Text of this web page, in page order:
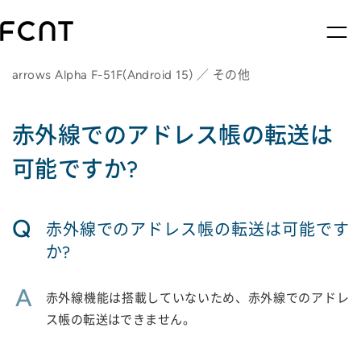
arrows Alpha F-51F(Android 15) ／ その他
赤外線でのアドレス帳の転送は
可能ですか?
Q
赤外線でのアドレス帳の転送は可能です
か?
A
赤外線機能は搭載していないため、赤外線でのアドレ
ス帳の転送はできません。